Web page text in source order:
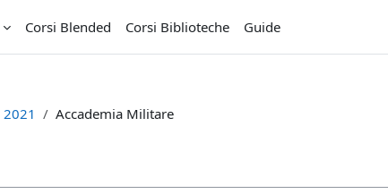
Corsi Blended Corsi Biblioteche Guide
2021 Accademia Militare